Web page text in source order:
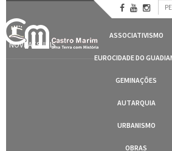
para
conteúdo
de
NOVBAESURIS
CASTRO MARIM
ASSOCIATIVISMO
EUROCIDADE DO
GEMINAÇÕES
AUTARQUIA
URBANISMO
OBRAS